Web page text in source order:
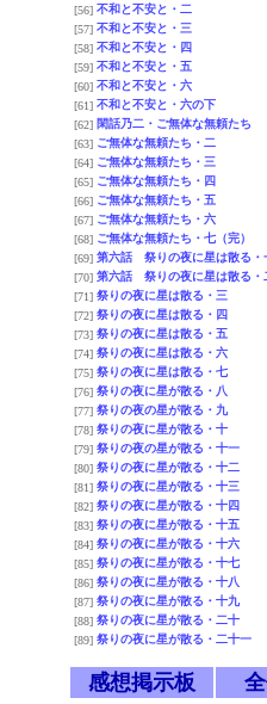
[56] 不和と不安と・二
[57] 不和と不安と・三
[58] 不和と不安と・四
[59] 不和と不安と・五
[60] 不和と不安と・六
[61] 不和と不安と・六の下
[62] 閑話乃二・ご無体な無頼たち
[63] ご無体な無頼たち・二
[64] ご無体な無頼たち・三
[65] ご無体な無頼たち・四
[66] ご無体な無頼たち・五
[67] ご無体な無頼たち・六
[68] ご無体な無頼たち・七（完）
[69] 第六話 祭りの夜に星は散る・
[70] 第六話 祭りの夜に星は散る・
[71] 祭りの夜に星は散る・三
[72] 祭りの夜に星は散る・四
[73] 祭りの夜に星は散る・五
[74] 祭りの夜に星は散る・六
[75] 祭りの夜に星は散る・七
[76] 祭りの夜に星が散る・八
[77] 祭りの夜の星が散る・九
[78] 祭りの夜に星が散る・十
[79] 祭りの夜の星が散る・十一
[80] 祭りの夜に星が散る・十二
[81] 祭りの夜に星が散る・十三
[82] 祭りの夜に星が散る・十四
[83] 祭りの夜に星が散る・十五
[84] 祭りの夜に星が散る・十六
[85] 祭りの夜に星が散る・十七
[86] 祭りの夜に星が散る・十八
[87] 祭りの夜に星が散る・十九
[88] 祭りの夜に星が散る・二十
[89] 祭りの夜に星が散る・二十一
感想掲示板